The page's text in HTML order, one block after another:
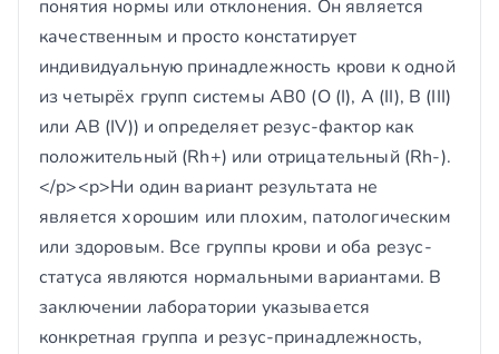
понятия нормы или отклонения. Он является
качественным и просто констатирует
индивидуальную принадлежность крови к одной
из четырёх групп системы AB0 (O (I), A (II), B (III)
или AB (IV)) и определяет резус-фактор как
положительный (Rh+) или отрицательный (Rh-).
</p><p>Ни один вариант результата не
является хорошим или плохим, патологическим
или здоровым. Все группы крови и оба резус-
статуса являются нормальными вариантами. В
заключении лаборатории указывается
конкретная группа и резус-принадлежность,